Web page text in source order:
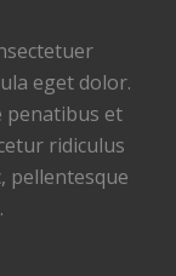
eget dolor.
penatibus et
ridiculus
pellentesque